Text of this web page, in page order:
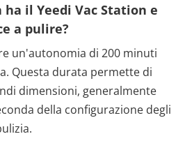
il Yeedi Vac Station e
a pulire?
un'autonomia di 200 minuti
Questa durata permette di
dimensioni, generalmente
della configurazione degli